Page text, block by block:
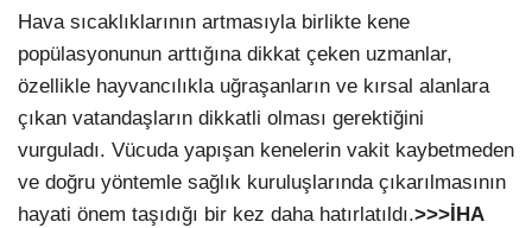
Hava sıcaklıklarının artmasıyla birlikte kene
popülasyonunun arttığına dikkat çeken uzmanlar,
özellikle hayvancılıkla uğraşanların ve kırsal alanlara
çıkan vatandaşların dikkatli olması gerektiğini
vurguladı. Vücuda yapışan kenelerin vakit kaybetmeden
ve doğru yöntemle sağlık kuruluşlarında çıkarılmasının
hayati önem taşıdığı bir kez daha hatırlatıldı.>>>İHA